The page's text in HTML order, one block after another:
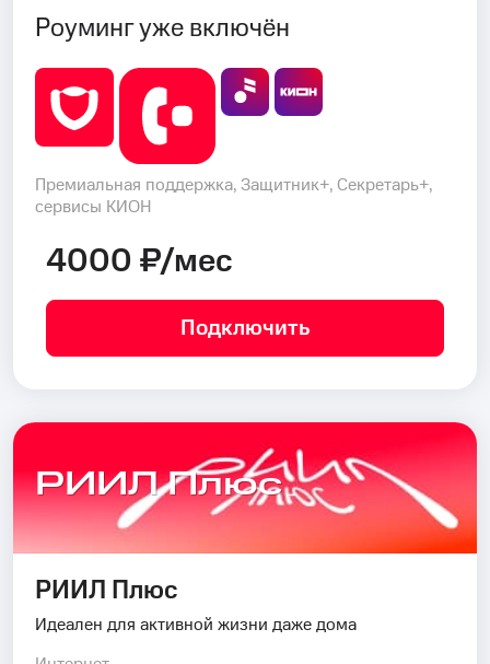
Роуминг уже включён
Премиальная поддержка, Защитник+, Секретарь+,
сервисы КИОН
4000 ₽/мес
Подключить
РИИЛ Плюс
РИИЛ Плюс
Идеален для активной жизни даже дома